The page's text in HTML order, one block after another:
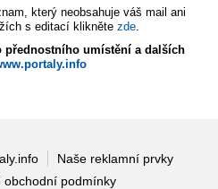
který neobsahuje váš mail ani
s editací klikněte zde.
přednostního umístění a dalších
Naše reklamní prvky
obchodní podmínky